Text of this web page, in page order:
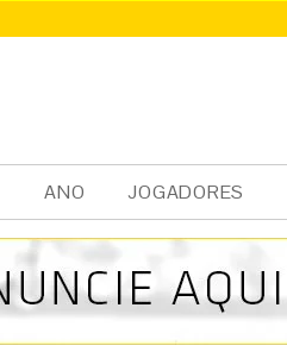
ANO JOGADORES
X